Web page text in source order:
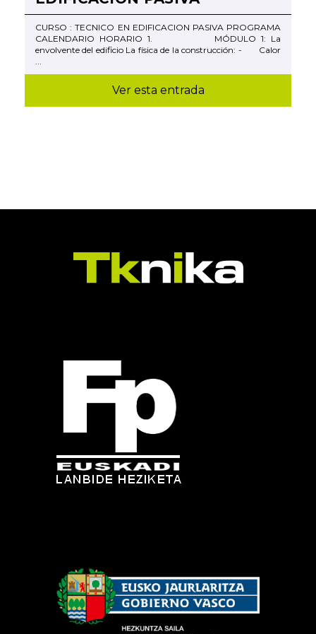
CURSO : TECNICO EN EDIFICACION PASIVA PROGRAMA
CALENDARIO HORARIO 1. MÓDULO 1: La
envolvente del edificio La física de la construcción: - Calor
Ver esta entrada